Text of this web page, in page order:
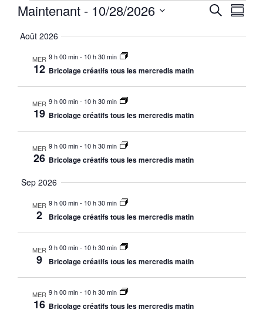
et
Recherche
Maintenant - 10/28/2026
la
date
Août 2026
MER
12
9 h 00 min- 10 h 30 min
Bricolage créatifs tous les mercredis matin
MER
19
9 h 00 min- 10 h 30 min
Bricolage créatifs tous les mercredis matin
MER
26
9 h 00 min- 10 h 30 min
Bricolage créatifs tous les mercredis matin
Sep 2026
MER
2
9 h 00 min- 10 h 30 min
Bricolage créatifs tous les mercredis matin
MER
9
9 h 00 min- 10 h 30 min
Bricolage créatifs tous les mercredis matin
MER
16
9 h 00 min- 10 h 30 min
Bricolage créatifs tous les mercredis matin